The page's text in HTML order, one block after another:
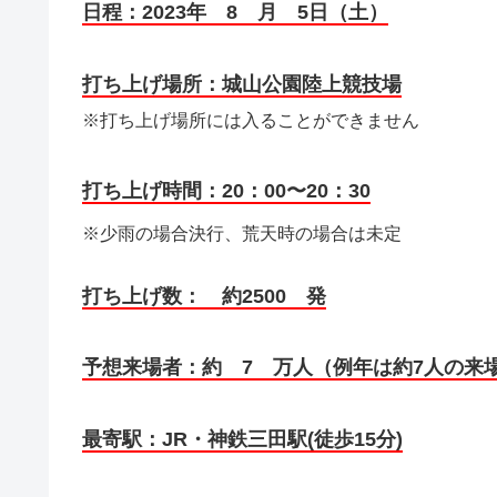
日程：2023年 8 月 5日（土）
打ち上げ場所：城山公園陸上競技場
※打ち上げ場所には入ることができません
打ち上げ時間：20：00〜20：30
※少雨の場合決行、荒天時の場合は未定
打ち上げ数： 約2500 発
予想来場者：約 7 万人（例年は約7人の来場
最寄駅：JR・神鉄三田駅(徒歩15分)